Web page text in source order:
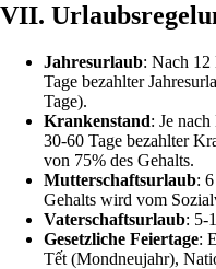
VII.
Jahresurlaub: Nach 12
Tage bezahlter
Tage).
Krankenstand: Je
30-60 Tage bezahlter
von 75% des Gehalts.
Mutterschaftsurlaub:
Gehalts wird vom
Vaterschaftsurlaub: 5-
Gesetzliche Feiertage:
Tết (Mondneujahr),